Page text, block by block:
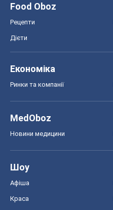
Food Oboz
Рецепти
Дієти
Економіка
Ринки та компанії
MedOboz
Новини медицини
Шоу
Афіша
Краса